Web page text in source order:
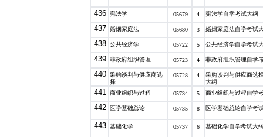
436 宪法学 05679 4 宪法学自学考试大纲
437 婚姻家庭法 05680 3 婚姻家庭法自学考试
438 公共经济学 05722 5 公共经济学自学考试
439 非政府组织管理 05723 4 非政府组织管理自学
440 采购谈判与供应商选
择
05728 4
采购谈判与供应商选
大纲
441 商业组织与过程 05734 5 商业组织与过程自学
442 医学基础总论 05735 8 医学基础总论自学考
443 基础化学 05737 6 基础化学自学考试大